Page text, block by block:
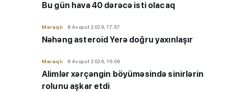
Bu gün hava 40 dərəcə isti olacaq
Maraqlı 8 Avqust 2026, 17:57
Nəhəng asteroid Yerə doğru yaxınlaşır
Maraqlı 8 Avqust 2026, 16:09
Alimlər xərçəngin böyüməsində sinirlərin
rolunu aşkar etdi